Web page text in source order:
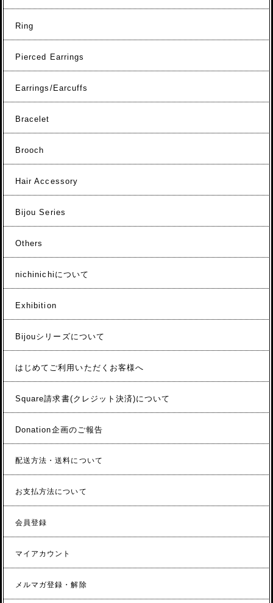
Ring
Pierced Earrings
Earrings/Earcuffs
Bracelet
Brooch
Hair Accessory
Bijou Series
Others
nichinichiについて
Exhibition
Bijouシリーズについて
はじめてご利用いただくお客様へ
Square請求書(クレジット決済)について
Donation企画のご報告
配送方法・送料について
お支払方法について
会員登録
マイアカウント
メルマガ登録・解除